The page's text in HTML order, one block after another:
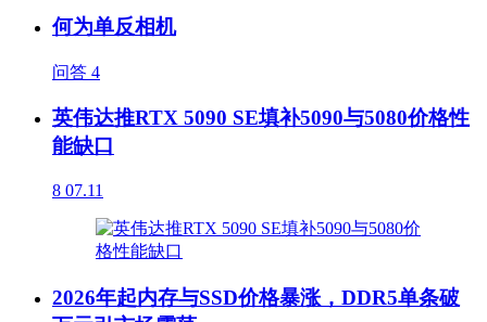
何为单反相机
问答 4
英伟达推RTX 5090 SE填补5090与5080价格性
能缺口
8 07.11
2026年起内存与SSD价格暴涨，DDR5单条破